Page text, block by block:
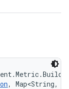
, Map<String,